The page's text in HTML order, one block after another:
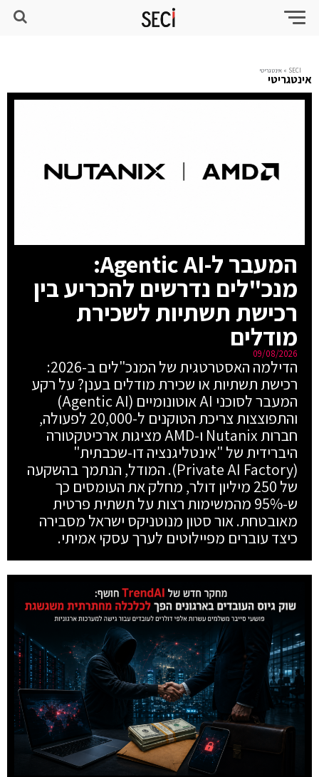
SECI
» אינטגריטי
אינטגריטי
המעבר ל-Agentic AI:
מנכ"לים נדרשים להכריע בין
רכישת תשתיות לשכירת
מודלים
09/08/2026
הדילמה האסטרטגית של המנכ"לים ב-2026:
רכישת תשתיות או שכירת מודלים בענן? על רקע
המעבר לסוכני AI אוטונומיים (Agentic AI)
והתפוצצות צריכת הטוקנים ל-20,000 לפעולה,
חברות Nutanix ו-AMD מציגות ארכיטקטורה
היברידית של "אינטליגנציה דו-שכבתית"
(Private AI Factory). המודל, הנתמך בהשקעה
של 250 מיליון דולר, מחלק את העומסים כך
ש-95% מהמשימות רצות על תשתית פרטית
מאובטחת. אור סטון מנוטניקס ישראל מסבירה
כיצד עוברים מפיילוטים לערך עסקי אמיתי.